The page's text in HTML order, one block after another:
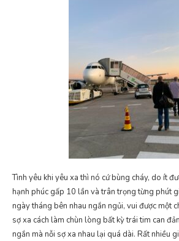
Tình yêu khi yêu xa thì nó cứ bùng cháy, do ít
hạnh phúc gấp 10 lần và trân trọng từng phút
ngày tháng bên nhau ngắn ngủi, vui được một
sợ xa cách làm chùn lòng bất kỳ trái tim can
ngắn mà nỗi sợ xa nhau lại quá dài. Rất nhiều